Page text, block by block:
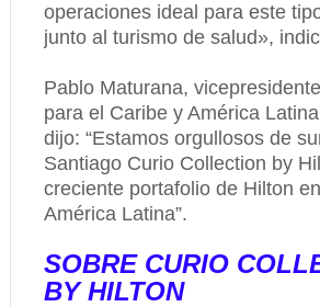
operaciones ideal para este
junto al turismo de salud»,
Pablo Maturana,
para el Caribe y América
dijo: “Estamos orgullosos de
Santiago Curio Collection by
creciente portafolio de Hilton
América Latina”.
SOBRE CURIO
BY HILTON